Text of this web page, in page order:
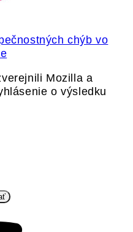
chýb vo
Mozilla a
o výsledku